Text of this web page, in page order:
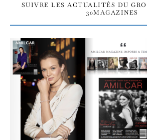
SUIVRE LES ACTUALITÉS DU
30MAGAZINES